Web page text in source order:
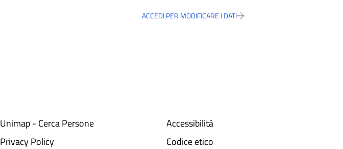
ACCEDI PER MODIFICARE I DATI
Unimap - Cerca Persone
Privacy Policy
Accessibilità
Codice etico